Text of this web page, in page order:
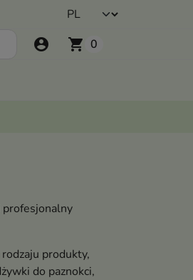
account_circle shopping_cart 0
produkty,
do paznokci,